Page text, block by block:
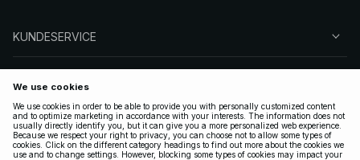
KUNDESERVICE
FØLG OS
GYLDIGE